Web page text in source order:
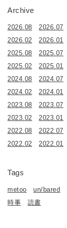
Archive
2026.08 2026.07
2026.02
2026.01
2025.08
2025.07
2025.02
2025.01
2024.08
2024.07
2024.02
2024.01
2023.08
2023.07
2023.02
2023.01
2022.08
2022.07
2022.02
2022.01
Tags
metoo un/bared
時事
読書